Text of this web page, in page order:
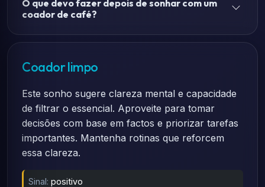
O que devo fazer depois de sonhar com um
coador de café?
Coador limpo
Este sonho sugere clareza mental e capacidade
de filtrar o essencial. Aproveite para tomar
decisões com base em factos e priorizar tarefas
importantes. Mantenha rotinas que reforcem
essa clareza.
Sinal: positivo